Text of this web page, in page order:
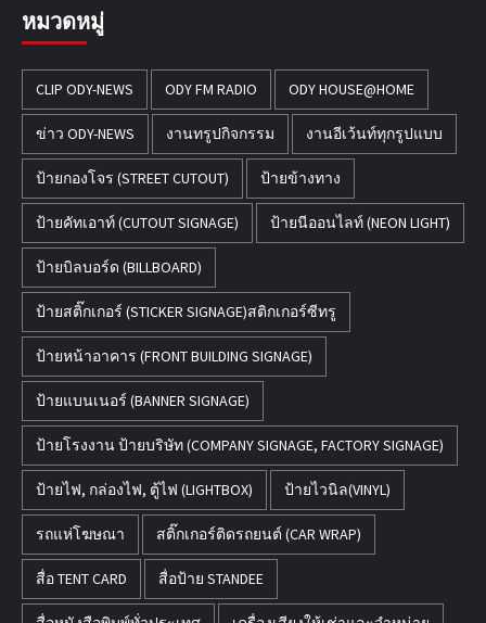
หมวดหมู่
CLIP ODY-NEWS ODY FM RADIO ODY HOUSE@HOME
ข่าว ODY-NEWS งานทรูปกิจกรรม งานอีเว้นท์ทุกรูปแบบ
ป้ายกองโจร (STREET CUTOUT) ป้ายข้างทาง
ป้ายคัทเอาท์ (CUTOUT SIGNAGE) ป้ายนีออนไลท์ (NEON LIGHT)
ป้ายบิลบอร์ด (BILLBOARD)
ป้ายสติ๊กเกอร์ (STICKER SIGNAGE)สติกเกอร์ซีทรู
ป้ายหน้าอาคาร (FRONT BUILDING SIGNAGE)
ป้ายแบนเนอร์ (BANNER SIGNAGE)
ป้ายโรงงาน ป้ายบริษัท (COMPANY SIGNAGE, FACTORY SIGNAGE)
ป้ายไฟ, กล่องไฟ, ตู้ไฟ (LIGHTBOX) ป้ายไวนิล(VINYL)
รถแห่โฆษณา สติ๊กเกอร์ติดรถยนต์ (CAR WRAP)
สื่อ TENT CARD สื่อป้าย STANDEE